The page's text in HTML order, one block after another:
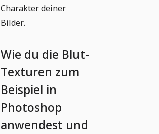
Charakter deiner
Bilder.
Wie du die Blut-
Texturen zum
Beispiel in
Photoshop
anwendest und